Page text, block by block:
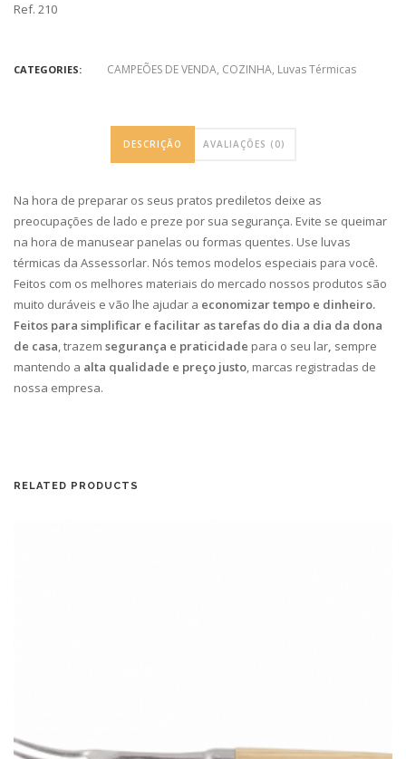
Ref. 210
CATEGORIES: CAMPEÕES DE VENDA, COZINHA, Luvas Térmicas
DESCRIÇÃO AVALIAÇÕES (0)
Na hora de preparar os seus pratos prediletos deixe as
preocupações de lado e preze por sua segurança. Evite se queimar
na hora de manusear panelas ou formas quentes. Use luvas
térmicas da Assessorlar. Nós temos modelos especiais para você.
Feitos com os melhores materiais do mercado nossos produtos são
muito duráveis e vão lhe ajudar a economizar tempo e dinheiro.
Feitos para simplificar e facilitar as tarefas do dia a dia da dona
de casa, trazem segurança e praticidade para o seu lar, sempre
mantendo a alta qualidade e preço justo, marcas registradas de
nossa empresa.
RELATED PRODUCTS